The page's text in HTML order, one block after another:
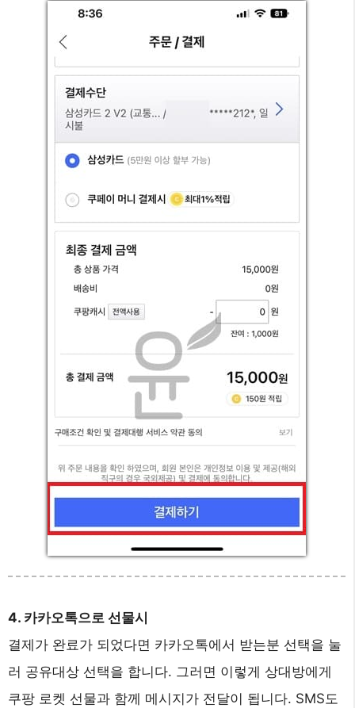
4. 카카오톡으로 선물시
결제가 완료가 되었다면 카카오톡에서 받는분 선택을 눌
러 공유대상 선택을 합니다. 그러면 이렇게 상대방에게
쿠팡 로켓 선물과 함께 메시지가 전달이 됩니다. SMS도